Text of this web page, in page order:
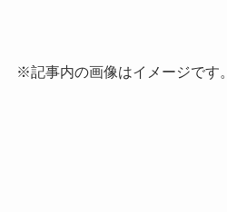
※記事内の画像はイメージです。